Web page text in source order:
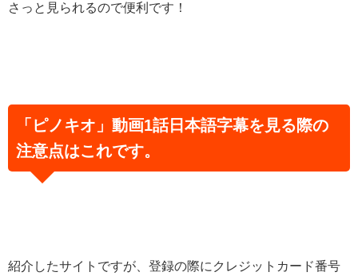
さっと見られるので便利です！
「ピノキオ」動画1話日本語字幕を見る際の
注意点はこれです。
紹介したサイトですが、登録の際にクレジットカード番号